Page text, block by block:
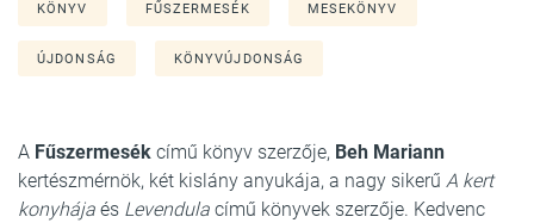
KÖNYV FŰSZERMESÉK MESEKÖNYV
ÚJDONSÁG KÖNYVÚJDONSÁG
A Fűszermesék című könyv szerzője, Beh Mariann
kertészmérnök, két kislány anyukája, a nagy sikerű A kert
konyhája és Levendula című könyvek szerzője. Kedvenc